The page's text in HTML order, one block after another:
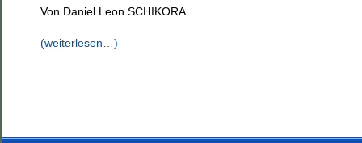
Von Daniel Leon SCHIKORA
(weiterlesen…)